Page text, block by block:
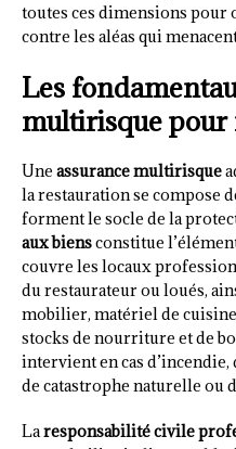
toutes ces dimensions
contre les aléas qui
Les
multirisque pour
Une assurance multirisque
la restauration se compose
forment le socle de la
aux biensconstitue
couvre les locaux
du restaurateur ou loués,
mobilier, matériel de
stocks de nourriture et de
intervient en cas d’incendie,
de catastrophe naturelle ou
Laresponsabilité civile